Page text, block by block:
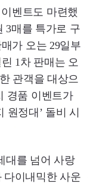
벤트도 마련했
3매를 특가로 구
가 오는 29일부
1차 판매는 오
관객을 대상으
경품 이벤트가
원정대’ 돌비 시
대를 넘어 사랑
다이내믹한 사운